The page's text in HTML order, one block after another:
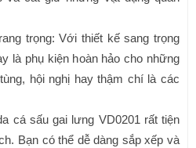
trọng: Với thiết kế sang trọng
là phụ kiện hoàn hảo cho những
hội nghị hay thậm chí là các
cá sấu gai lưng VD0201 rất tiện
Bạn có thể dễ dàng sắp xếp và